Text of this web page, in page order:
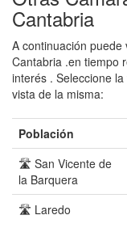
Cantabria
A continuación
Cantabria .en tiempo
interés . Seleccione
vista de la misma:
Población
🛣️ San Vicente de
la Barquera
🛣️ Laredo